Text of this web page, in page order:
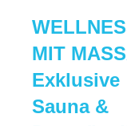
MIT
Exklusive
Sauna &